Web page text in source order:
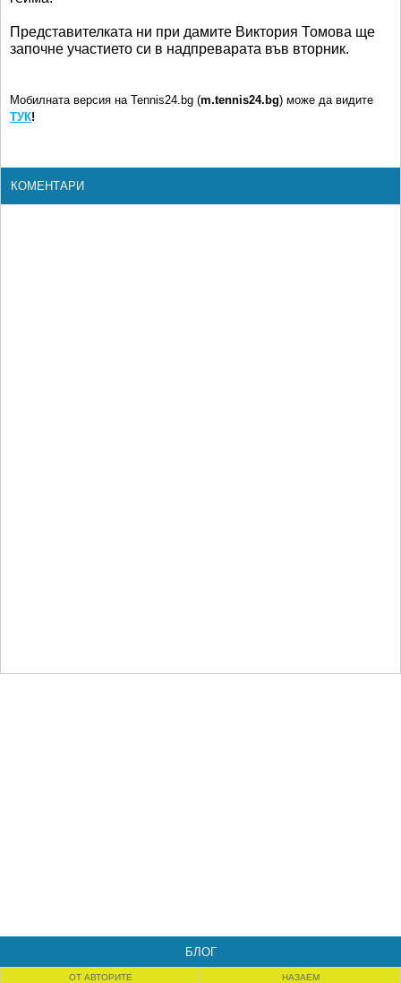
Представителката ни при дамите Виктория Томова ще
започне участието си в надпреварата във вторник.
Мобилната версия на Tennis24.bg (m.tennis24.bg) може да видите
ТУК!
КОМЕНТАРИ
БЛОГ
ОТ АВТОРИТЕ НАЗАЕМ